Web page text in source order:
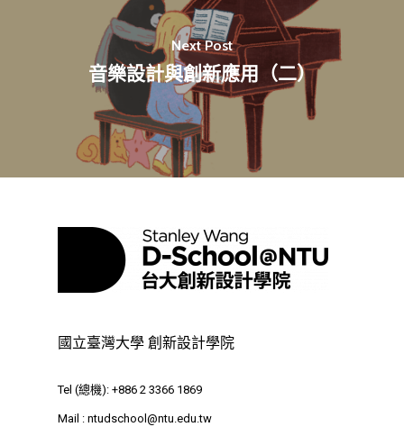
Next Post
音樂設計與創新應用（二）
國立臺灣大學 創新設計學院
Tel (總機): +886 2 3366 1869
Mail : ntudschool@ntu.edu.tw
最新消息
關於我們
學院簡介
相關法規
團隊成員
24hrs D
D-Day
業務單位
創新教育中心
創新領域學士學位學程
領導學分學程
實作中心
相關計畫
跟著董總實習
探索學習計畫
NTU Beyond Borders
相關表單
EN
Tel : +886 2 3366 1869